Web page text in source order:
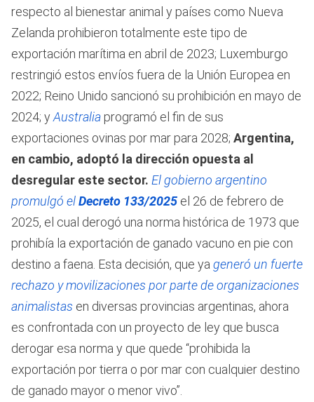
respecto al bienestar animal y países como Nueva
Zelanda prohibieron totalmente este tipo de
exportación marítima en abril de 2023; Luxemburgo
restringió estos envíos fuera de la Unión Europea en
2022; Reino Unido sancionó su prohibición en mayo de
2024; yAustralia programó el fin de sus
exportaciones ovinas por mar para 2028; Argentina,
en cambio, adoptó la dirección opuesta al
desregular este sector. El gobierno argentino
promulgó elDecreto 133/2025 el 26 de febrero de
2025, el cual derogó una norma histórica de 1973 que
prohibía la exportación de ganado vacuno en pie con
destino a faena. Esta decisión, que ya generó un fuerte
rechazo y movilizaciones por parte de organizaciones
animalistas en diversas provincias argentinas, ahora
es confrontada con un proyecto de ley que busca
derogar esa norma y que quede “prohibida la
exportación por tierra o por mar con cualquier destino
de ganado mayor o menor vivo”.